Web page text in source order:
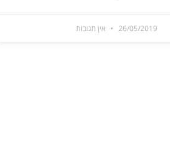
26/05/2019 אין תגובות